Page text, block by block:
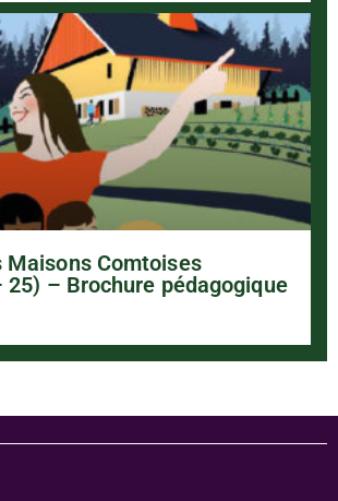
Maisons Comtoises
25) – Brochure pédagogique